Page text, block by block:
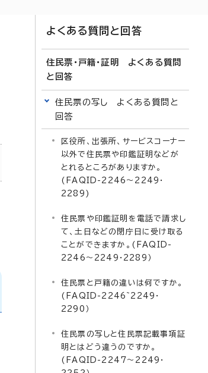
よくある質問と回答
住民票・戸籍・証明 よくある質問
と回答
住民票の写し よくある質問と
回答
区役所、出張所、サービスコーナー
以外で住民票や印鑑証明などが
とれるところがありますか。
(FAQID-2246～2249・
2289)
住民票や印鑑証明を電話で請求し
て、土日などの閉庁日に受け取る
ことができますか。(FAQID-
2246～2249・2289）
住民票と戸籍の違いは何ですか。
(FAQID-2246~2249・
2290）
住民票の写しと住民票記載事項証
明とはどう違うのですか。
(FAQID-2247～2249・